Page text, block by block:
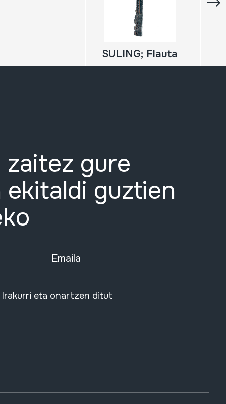
SULING; Flauta
gure
ekitaldi guztien
Emaila
Irakurri eta onartzen ditut